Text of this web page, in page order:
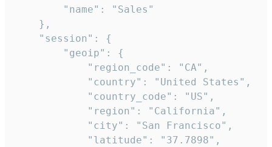
        "name": "Sales"
    },
    "session": {
        "geoip": {
            "region_code": "CA",
            "country": "United States",
            "country_code": "US",
            "region": "California",
            "city": "San Francisco",
            "latitude": "37.7898",